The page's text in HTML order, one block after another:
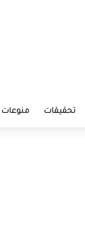
تحقيقات منوعات